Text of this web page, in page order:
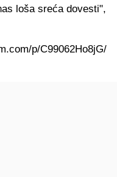
loša sreća dovesti",
p/C99062Ho8jG/